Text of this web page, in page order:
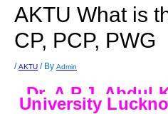
AKTU What is
CP, PCP, PWG
/AKTU / By Admin
Dr. A.P.J. Abdul
University